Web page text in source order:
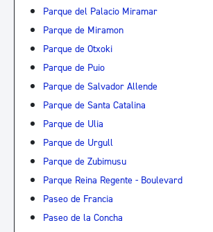
Parque del Palacio Miramar
Parque de Miramon
Parque de Otxoki
Parque de Puio
Parque de Salvador Allende
Parque de Santa Catalina
Parque de Ulia
Parque de Urgull
Parque de Zubimusu
Parque Reina Regente - Boulevard
Paseo de Francia
Paseo de la Concha